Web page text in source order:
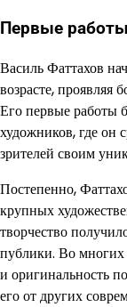
Первые
Василь Фаттахов
возрасте, проявляя
Его первые работы
художников, где он
зрителей своим
Постепенно,
крупных
творчество
публики. Во многих
и оригинальность
его от других